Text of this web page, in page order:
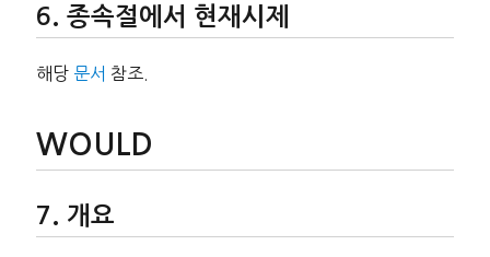
종속절에서 현재시제
해당 문서 참조.
WOULD
개요